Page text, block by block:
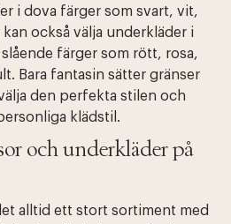
i dova färger som svart, vit,
också välja underkläder i
färger som rött, rosa,
Bara fantasin sätter gränser
den perfekta stilen och
klädstil.
och underkläder på
alltid ett stort sortiment med